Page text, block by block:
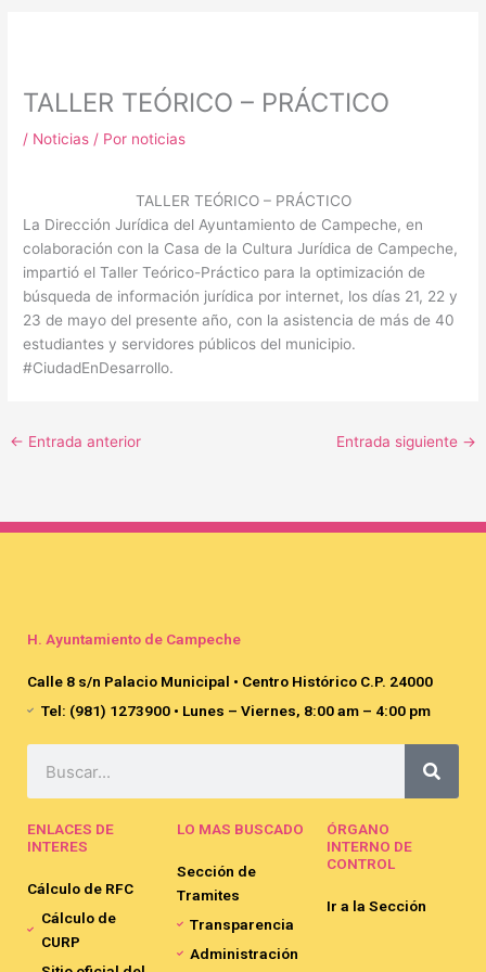
TALLER TEÓRICO – PRÁCTICO
/ Noticias / Por noticias
TALLER TEÓRICO – PRÁCTICO
La Dirección Jurídica del Ayuntamiento de Campeche, en
colaboración con la Casa de la Cultura Jurídica de Campeche,
impartió el Taller Teórico-Práctico para la optimización de
búsqueda de información jurídica por internet, los días 21, 22 y
23 de mayo del presente año, con la asistencia de más de 40
estudiantes y servidores públicos del municipio.
#CiudadEnDesarrollo.
← Entrada anterior Entrada siguiente →
H. Ayuntamiento de Campeche
Calle 8 s/n Palacio Municipal • Centro Histórico C.P. 24000
Tel: (981) 1273900 • Lunes – Viernes, 8:00 am – 4:00 pm
ENLACES DE
INTERES
Cálculo de RFC
Cálculo de
CURP
LO MAS BUSCADO
Sección de
Tramites
Transparencia
Administración
ÓRGANO
INTERNO DE
CONTROL
Ir a la Sección